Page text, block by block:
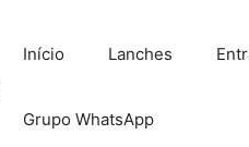
Início Lanches
Grupo WhatsApp